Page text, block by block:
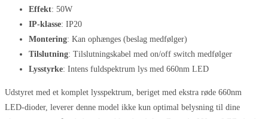
Effekt: 50W
IP-klasse: IP20
Montering: Kan ophænges (beslag medfølger)
Tilslutning: Tilslutningskabel med on/off switch medfølger
Lysstyrke: Intens fuldspektrum lys med 660nm LED
Udstyret med et komplet lysspektrum, beriget med ekstra røde 660nm
LED-dioder, leverer denne model ikke kun optimal belysning til dine